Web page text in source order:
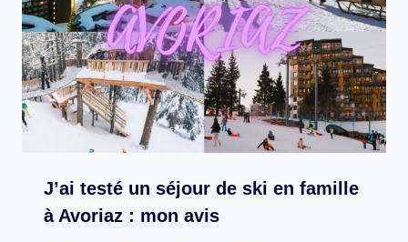
J’ai testé un séjour de ski en famille
à Avoriaz : mon avis